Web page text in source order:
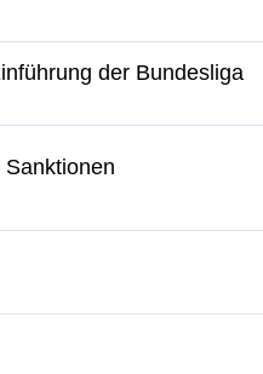
der Bundesliga